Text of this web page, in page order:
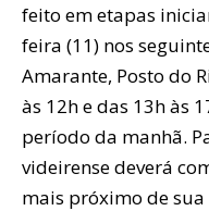
feito em etapas
feira (11) nos
Amarante, Posto do
às 12h e das 13h às
período da manhã.
videirense deverá
mais próximo de